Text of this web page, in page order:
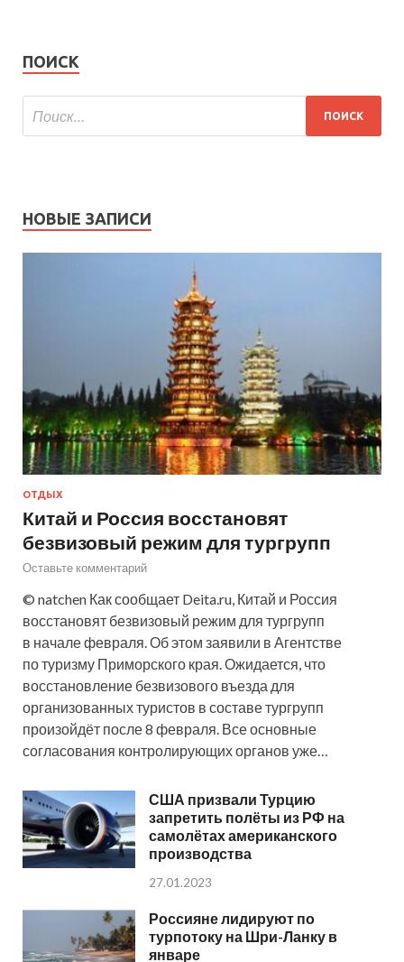
ПОИСК
НОВЫЕ ЗАПИСИ
ОТДЫХ
Китай и Россия восстановят
безвизовый режим для тургрупп
Оставьте комментарий
© natchen Как сообщает Deita.ru, Китай и Россия
восстановят безвизовый режим для тургрупп
в начале февраля. Об этом заявили в Агентстве
по туризму Приморского края. Ожидается, что
восстановление безвизового въезда для
организованных туристов в составе тургрупп
произойдёт после 8 февраля. Все основные
согласования контролирующих органов уже…
США призвали Турцию
запретить полёты из РФ на
самолётах американского
производства
27.01.2023
Россияне лидируют по
турпотоку на Шри-Ланку в
январе